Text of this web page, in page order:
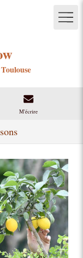
M'écrire